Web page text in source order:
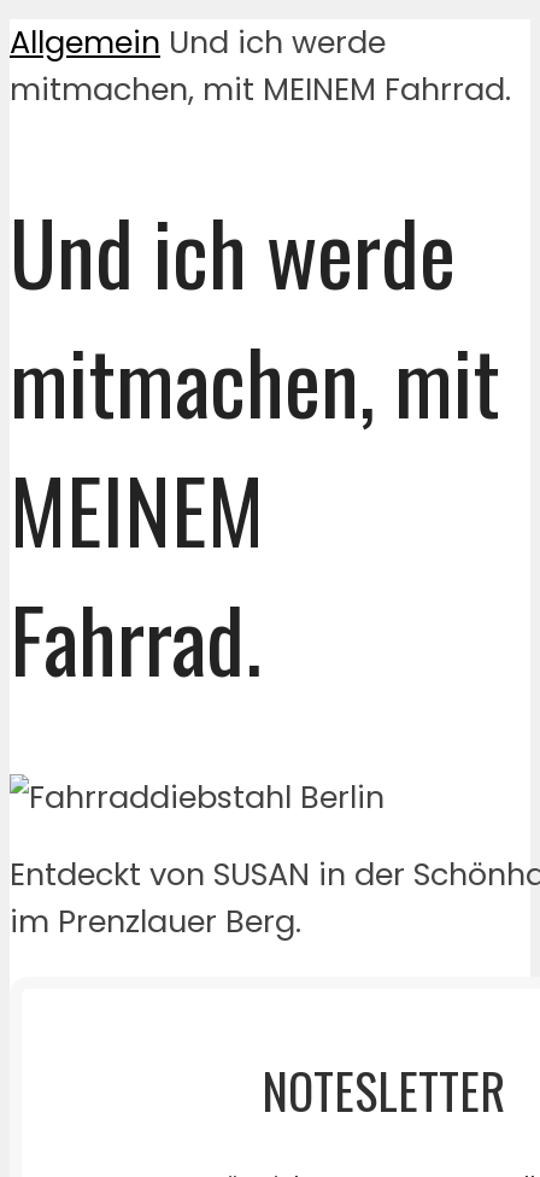
Allgemein Und ich werde
mitmachen, mit MEINEM Fahrrad.
Und ich werde
mitmachen, mit
MEINEM
Fahrrad.
Entdeckt von SUSAN in der
im Prenzlauer Berg.
NOTESLETTER